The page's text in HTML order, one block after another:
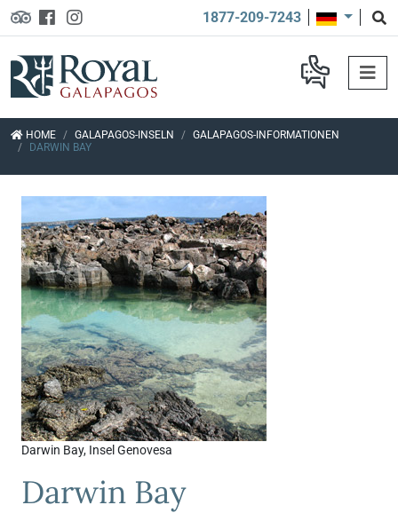
1877-209-7243
HOME GALAPAGOS-INSELN
GALAPAGOS-INFORMATIONEN
DARWIN BAY
Darwin Bay, Insel Genovesa
Darwin Bay